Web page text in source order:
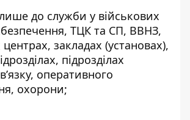
до служби у військових
ТЦК та СП, ВВНЗ,
закладах (установах),
підрозділах
оперативного
охорони;